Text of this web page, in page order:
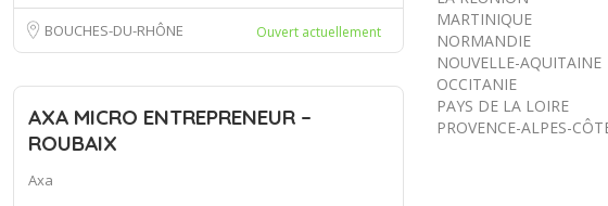
BOUCHES-DU-RHÔNE Ouvert actuellement
AXA MICRO ENTREPRENEUR –
ROUBAIX
Axa
MARTINIQUE
NORMANDIE
NOUVELLE-AQUITAINE
OCCITANIE
PAYS DE LA LOIRE
PROVENCE-ALPES-